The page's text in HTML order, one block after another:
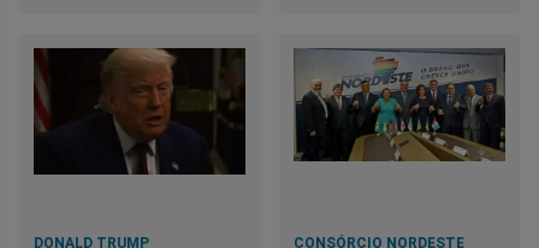
DONALD TRUMP CONSÓRCIO NORDESTE